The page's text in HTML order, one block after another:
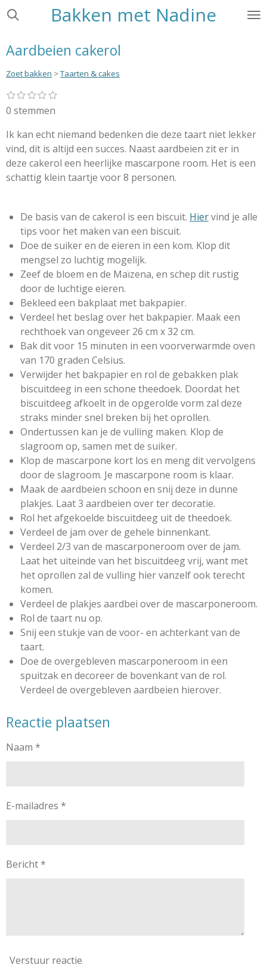
Ga
de
hoofdinhoud
Bakken met Nadine
Aardbeien cakerol
Zoet bakken >Taarten & cakes
R
a
i
n
g
:
1
s
t
r
2
t
r
r
e
n
3
t
r
r
e
n
4
t
r
r
e
n
5
t
r
r
e
n
S
m
m
e
n
0 stemmen
Ik kan echt niemand bedenken die deze taart niet lekker
vind, dit is altijd een succes. Naast aardbeien zit er in
deze cakerol een heerlijke mascarpone room. Het is een
schattig klein taartje voor 8 personen.
De basis van de cakerol is een biscuit. Hiervind je alle
tips voor het maken van een biscuit.
Doe de suiker en de eieren in een kom. Klop dit
mengsel zo luchtig mogelijk.
Zeef de bloem en de Maïzena, en schep dit rustig
door de luchtige eieren.
Bekleed een bakplaat met bakpapier.
Verdeel het beslag over het bakpapier. Maak een
rechthoek van ongeveer 26 cm x 32 cm.
Bak dit voor 15 minuten in een voorverwarmde oven
van 170 graden Celsius.
Verwijder het bakpapier en rol de gebakken plak
biscuitdeeg in een schone theedoek. Doordat het
biscuitdeeg afkoelt in de opgerolde vorm zal deze
straks minder snel breken bij het oprollen.
Ondertussen kan je de vulling maken. Klop de
slagroom op, samen met de suiker.
Klop de mascarpone kort los en meng dit vervolgens
door de slagroom. Je mascarpone room is klaar.
Maak de aardbeien schoon en snij deze in dunne
plakjes. Laat 3 aardbeien over ter decoratie.
Rol het afgekoelde biscuitdeeg uit de theedoek.
Verdeel de jam over de gehele binnenkant.
Verdeel 2/3 van de mascarponeroom over de jam.
Laat het uiteinde van het biscuitdeeg vrij, want met
het oprollen zal de vulling hier vanzelf ook terecht
komen.
Verdeel de plakjes aardbei over de mascarponeroom.
Rol de taart nu op.
Snij een stukje van de voor- en achterkant van de
taart.
Doe de overgebleven mascarponeroom in een
spuitzak en decoreer de bovenkant van de rol.
Verdeel de overgebleven aardbeien hierover.
Reactie plaatsen
Naam *
E-mailadres *
Bericht *
Verstuur reactie